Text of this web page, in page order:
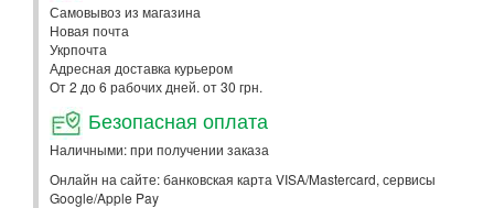
Самовывоз из магазина
Новая почта
Укрпочта
Адресная доставка курьером
От 2 до 6 рабочих дней. от 30 грн.
Безопасная оплата
Наличными: при получении заказа
Онлайн на сайте: банковская карта VISA/Mastercard, сервисы
Google/Apple Pay